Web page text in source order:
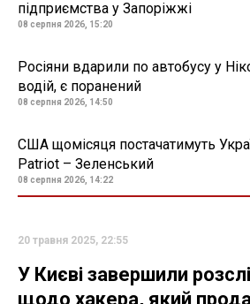
підприємства у Запоріжжі
08 серпня 2026, 15:20
Росіяни вдарили по автобусу у
водій, є поранений
08 серпня 2026, 14:50
США щомісяця постачатимуть
Patriot – Зеленський
08 серпня 2026, 14:22
20 травня 2025, 22:55
У Києві завершили
щодо хакера, який